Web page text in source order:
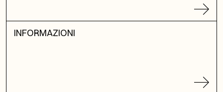
INFORMAZIONI